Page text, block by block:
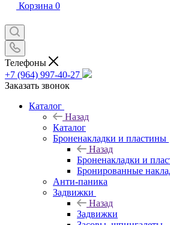
Корзина 0
Телефоны
+7 (964) 997-40-27
Заказать звонок
Каталог
Назад
Каталог
Броненакладки и пластины
Назад
Броненакладки и
Бронированные
Анти-паника
Задвижки
Назад
Задвижки